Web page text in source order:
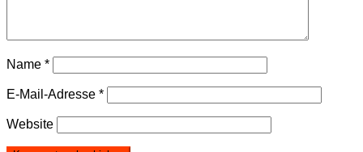
Name *
E-Mail-Adresse *
Website